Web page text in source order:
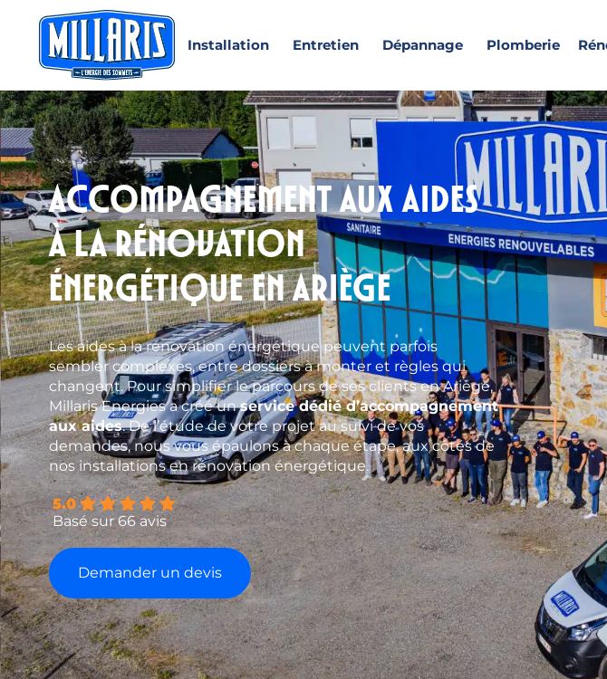
Installation Entretien Dépannage Plomberie
Accompagnement aux aides
à la rénovation
énergétique en Ariège
Les aides à la rénovation énergétique peuvent parfois
sembler complexes, entre dossiers à monter et règles qui
changent. Pour simplifier le parcours de ses clients en Ariège,
Millaris Energies a créé unservice dédié d’accompagnement
aux aides. De l’étude de votre projet au suivi de vos
demandes, nous vous épaulons à chaque étape, aux côtés de
nos installations en rénovation énergétique.
5.0
Basé sur 66 avis
Demander un devis